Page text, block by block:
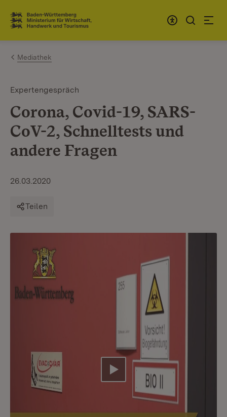
Zum Inhalt springen
Link zur Startseite
Mediathek
Expertengespräch
Corona, Covid-19, SARS-
CoV-2, Schnelltests und
andere Fragen
26.03.2020
Teilen
Video abspielen